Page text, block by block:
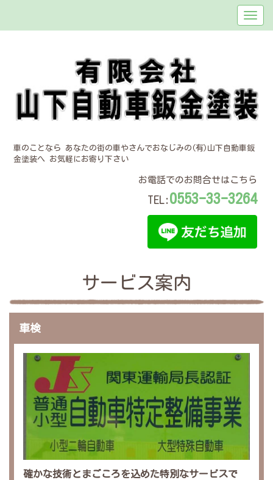
車のことなら あなたの街の車やさんでおなじみの(有)山下自動車鈑
金塗装へ お気軽にお寄り下さい
お電話でのお問合せはこちら
TEL: 0553-33-3264
サービス案内
車検
確かな技術とまごころを込めた特別なサービスで